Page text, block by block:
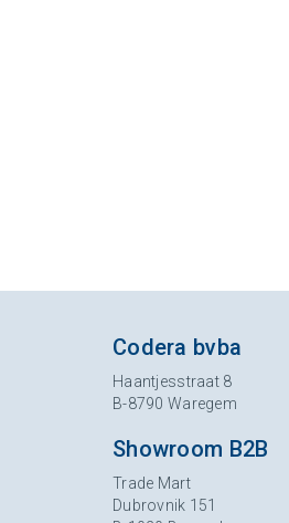
Codera bvba
Haantjesstraat 8
B-8790 Waregem
Showroom B2B
Trade Mart
Dubrovnik 151